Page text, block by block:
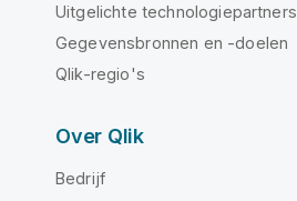
Uitgelichte technologiepartners
Gegevensbronnen en -doelen
Qlik-regio's
Over Qlik
Bedrijf